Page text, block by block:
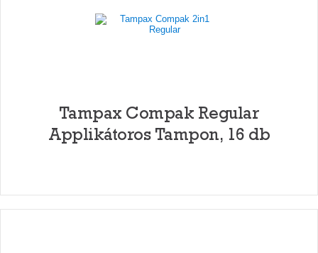
Tampax Compak Regular
Applikátoros Tampon, 16 db